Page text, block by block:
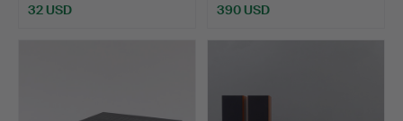
32 USD 390 USD